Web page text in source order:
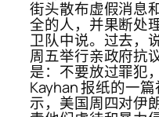
街头散布虚假消息
全的人，并果断处
卫队中说。过去，
周五举行亲政府抗
是：不要放过罪犯
Kayhan 报纸的一
示，美国周四对伊